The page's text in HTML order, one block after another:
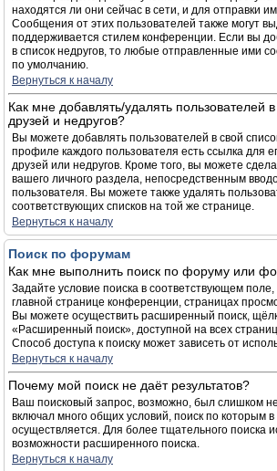
находятся ли они сейчас в сети, и для отправки
Сообщения от этих пользователей также могут
поддерживается стилем конференции. Если вы
в список недругов, то любые отправленные ими
по умолчанию.
Вернуться к началу
Как мне добавлять/удалять пользователей
друзей и недругов?
Вы можете добавлять пользователей в свой
профиле каждого пользователя есть ссылка для
друзей или недругов. Кроме того, вы можете
вашего личного раздела, непосредственным
пользователя. Вы можете также удалять
соответствующих списков на той же странице.
Вернуться к началу
Поиск по форумам
Как мне выполнить поиск по форуму или
Задайте условие поиска в соответствующем
главной странице конференции, страницах
Вы можете осуществить расширенный поиск,
«Расширенный поиск», доступной на всех
Способ доступа к поиску может зависеть от
Вернуться к началу
Почему мой поиск не даёт результатов?
Ваш поисковый запрос, возможно, был слишком
включал много общих условий, поиск по которым
осуществляется. Для более тщательного поиска
возможности расширенного поиска.
Вернуться к началу